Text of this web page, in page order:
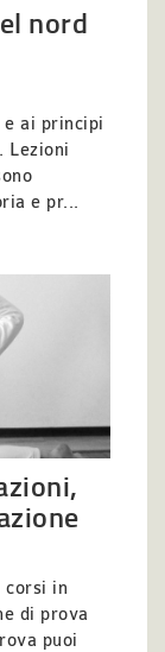
nord
e ai principi
Lezioni
e pr...
corsi in
di prova
puoi